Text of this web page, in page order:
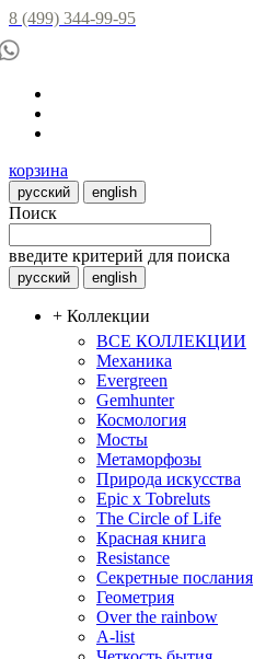
8 (499) 344-99-95
корзина
русский english
Поиск
введите критерий для поиска
русский english
+ Коллекции
ВСЕ КОЛЛЕКЦИИ
Механика
Evergreen
Gemhunter
Космология
Мосты
Метаморфозы
Природа искусства
Epic x Tobreluts
The Circle of Life
Красная книга
Resistance
Секретные послания
Геометрия
Over the rainbow
A-list